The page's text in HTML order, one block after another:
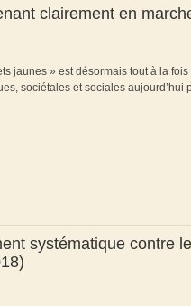
clairement en
jaunes » est désormais tout à la
sociétales et sociales
systématique contre